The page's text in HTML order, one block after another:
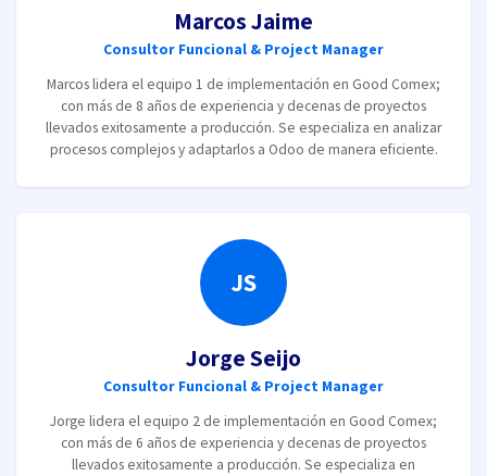
Marcos Jaime
Consultor Funcional & Project Manager
Marcos lidera el equipo 1 de implementación en Good Comex;
con más de 8 años de experiencia y decenas de proyectos
llevados exitosamente a producción. Se especializa en analizar
procesos complejos y adaptarlos a Odoo de manera eficiente.
JS
Jorge Seijo
Consultor Funcional & Project Manager
Jorge lidera el equipo 2 de implementación en Good Comex;
con más de 6 años de experiencia y decenas de proyectos
llevados exitosamente a producción. Se especializa en